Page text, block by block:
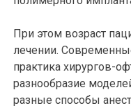
При этом возраст
лечении.
практика хирургов-
разнообразие
разные способы